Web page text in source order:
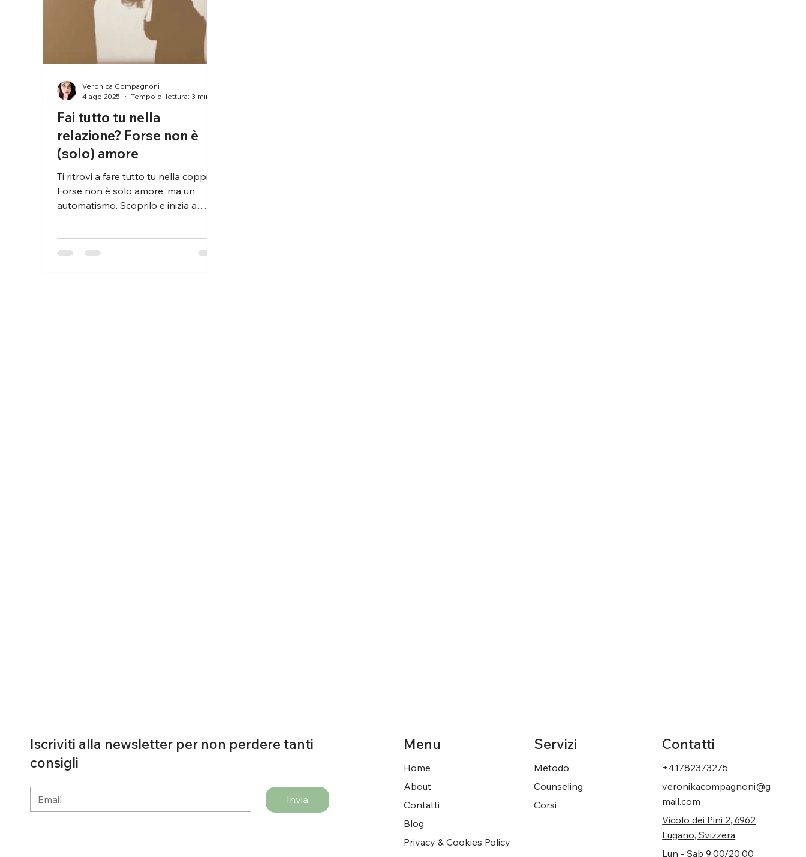
Fai tutto tu nella
relazione? Forse non è
(solo) amore
Ti ritrovi a fare tutto tu nella coppia?
Forse non è solo amore, ma un
automatismo. Scoprilo e inizia a
Veronica Compagnoni
4 ago 2025
Tempo di lettura: 3 min
Iscriviti alla newsletter per non perdere tanti
consigli
Invia
Menu
Home
About
Contatti
Blog
Privacy & Cookies Policy
Servizi
Metodo
Counseling
Corsi
Contatti
+41782373275
veronikacompagnoni@g
mail.com
Vicolo dei Pini 2, 6962
Lugano, Svizzera
Lun - Sab 9:00/20:00